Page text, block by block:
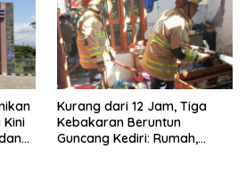
Kini
Kurang dari 12 Jam, Tiga
Kebakaran Beruntun
Guncang Kediri: Rumah,